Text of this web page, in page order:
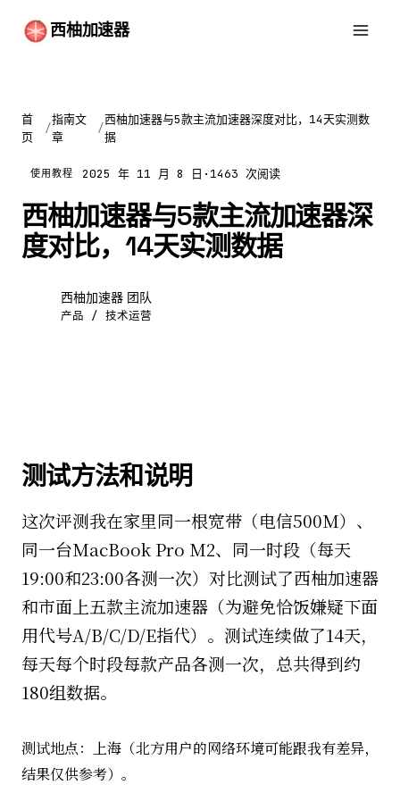
西柚加速器
首
页
/
指南文
章
/
西柚加速器与5款主流加速器深度对比，14天实测数
据
使用教程 2025 年 11 月 8 日 · 1463 次阅读
西柚加速器与5款主流加速器深
度对比，14天实测数据
西柚加速器 团队
产品 / 技术运营
测试方法和说明
这次评测我在家里同一根宽带（电信500M）、
同一台MacBook Pro M2、同一时段（每天
19:00和23:00各测一次）对比测试了西柚加速器
和市面上五款主流加速器（为避免恰饭嫌疑下面
用代号A/B/C/D/E指代）。测试连续做了14天，
每天每个时段每款产品各测一次，总共得到约
180组数据。
测试地点：上海（北方用户的网络环境可能跟我有差异，
结果仅供参考）。